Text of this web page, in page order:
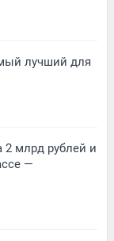
лучший для
2 млрд рублей и
—